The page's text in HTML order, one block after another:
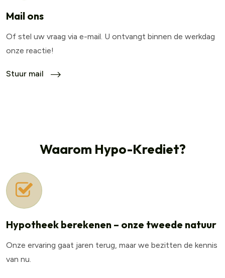
Mail ons
Of stel uw vraag via e-mail. U ontvangt binnen de werkdag
onze reactie!
Stuur mail
Waarom Hypo-Krediet?
Hypotheek berekenen – onze tweede natuur
Onze ervaring gaat jaren terug, maar we bezitten de kennis
van nu.